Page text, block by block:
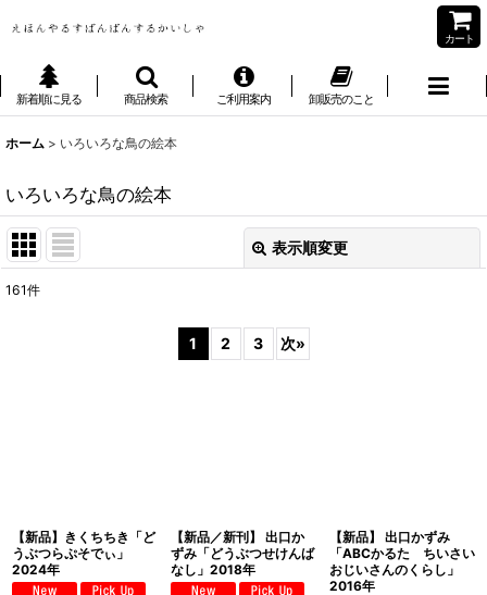
カート
新着順に見る 商品検索 ご利用案内 卸販売のこと
ホーム > いろいろな鳥の絵本
いろいろな鳥の絵本
表示順変更
161件
1 2 3 次»
【新品】きくちちき「ど
うぶつらぷそでぃ」
2024年
【新品／新刊】 出口か
ずみ「どうぶつせけんば
なし」2018年
【新品】 出口かずみ
「ABCかるた ちいさい
おじいさんのくらし」
2016年